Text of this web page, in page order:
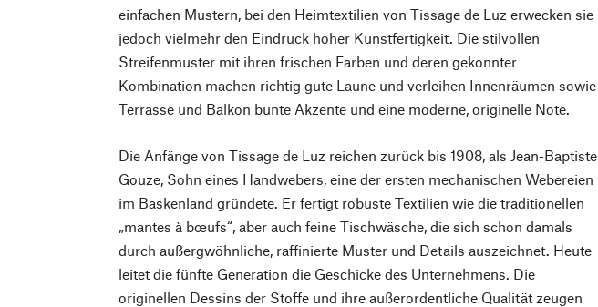
einfachen Mustern, bei den Heimtextilien von Tissage de Luz erwecken sie
jedoch vielmehr den Eindruck hoher Kunstfertigkeit. Die stilvollen
Streifenmuster mit ihren frischen Farben und deren gekonnter
Kombination machen richtig gute Laune und verleihen Innenräumen sowie
Terrasse und Balkon bunte Akzente und eine moderne, originelle Note.
Die Anfänge von Tissage de Luz reichen zurück bis 1908, als Jean-Baptiste
Gouze, Sohn eines Handwebers, eine der ersten mechanischen Webereien
im Baskenland gründete. Er fertigt robuste Textilien wie die traditionellen
„mantes à bœufs“, aber auch feine Tischwäsche, die sich schon damals
durch außergwöhnliche, raffinierte Muster und Details auszeichnet. Heute
leitet die fünfte Generation die Geschicke des Unternehmens. Die
originellen Dessins der Stoffe und ihre außerordentliche Qualität zeugen